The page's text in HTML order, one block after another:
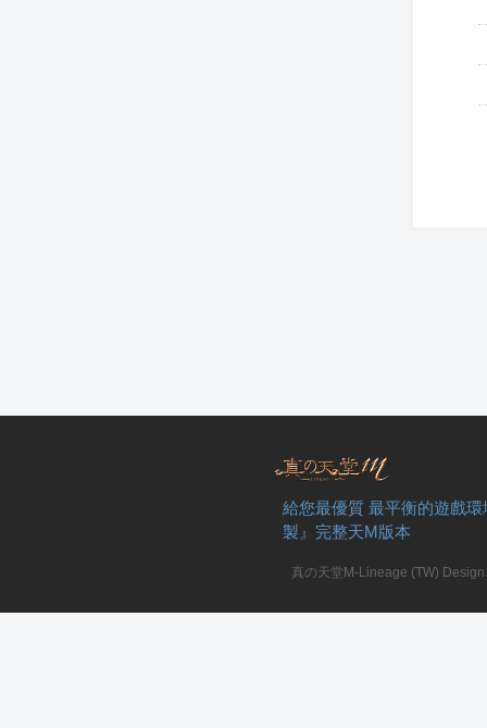
給您最優質 最平衡的遊戲
製』完整天M版本
真の天堂M-Lineage (TW)